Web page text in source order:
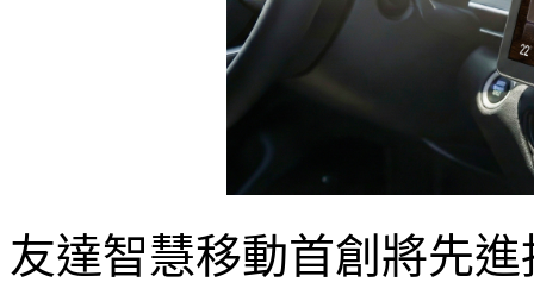
友達智慧移動首創將先